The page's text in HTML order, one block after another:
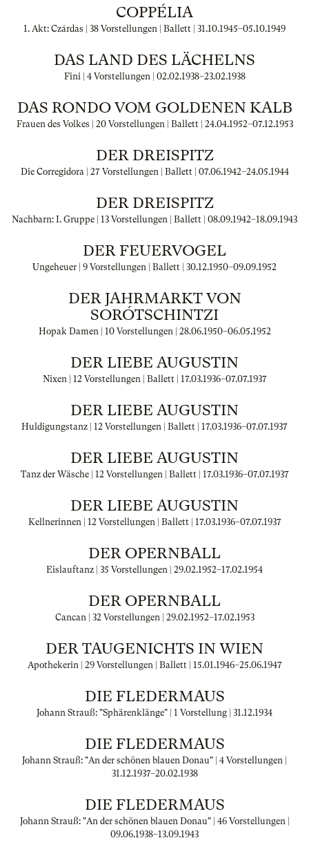
COPPÉLIA
1. Akt: Czárdas | 38 Vorstellungen | Ballett | 31.10.1945–05.10.1949
DAS LAND DES LÄCHELNS
Fini | 4 Vorstellungen | 02.02.1938–23.02.1938
DAS RONDO VOM GOLDENEN KALB
Frauen des Volkes | 20 Vorstellungen | Ballett | 24.04.1952–07.12.1953
DER DREISPITZ
Die Corregidora | 27 Vorstellungen | Ballett | 07.06.1942–24.05.1944
DER DREISPITZ
Nachbarn: I. Gruppe | 13 Vorstellungen | Ballett | 08.09.1942–18.09.1943
DER FEUERVOGEL
Ungeheuer | 9 Vorstellungen | Ballett | 30.12.1950–09.09.1952
DER JAHRMARKT VON
SORÓTSCHINTZI
Hopak Damen | 10 Vorstellungen | 28.06.1950–06.05.1952
DER LIEBE AUGUSTIN
Nixen | 12 Vorstellungen | Ballett | 17.03.1936–07.07.1937
DER LIEBE AUGUSTIN
Huldigungstanz | 12 Vorstellungen | Ballett | 17.03.1936–07.07.1937
DER LIEBE AUGUSTIN
Tanz der Wäsche | 12 Vorstellungen | Ballett | 17.03.1936–07.07.1937
DER LIEBE AUGUSTIN
Kellnerinnen | 12 Vorstellungen | Ballett | 17.03.1936–07.07.1937
DER OPERNBALL
Eislauftanz | 35 Vorstellungen | 29.02.1952–17.02.1954
DER OPERNBALL
Cancan | 32 Vorstellungen | 29.02.1952–17.02.1953
DER TAUGENICHTS IN WIEN
Apothekerin | 29 Vorstellungen | Ballett | 15.01.1946–25.06.1947
DIE FLEDERMAUS
Johann Strauß: "Sphärenklänge" | 1 Vorstellung | 31.12.1934
DIE FLEDERMAUS
Johann Strauß: "An der schönen blauen Donau" | 4 Vorstellungen |
31.12.1937–20.02.1938
DIE FLEDERMAUS
Johann Strauß: "An der schönen blauen Donau" | 46 Vorstellungen |
09.06.1938–13.09.1943